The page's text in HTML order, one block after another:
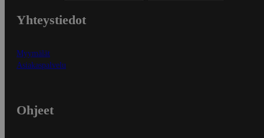
Yhteystiedot
Myymälät
Asiakaspalvelu
Ohjeet